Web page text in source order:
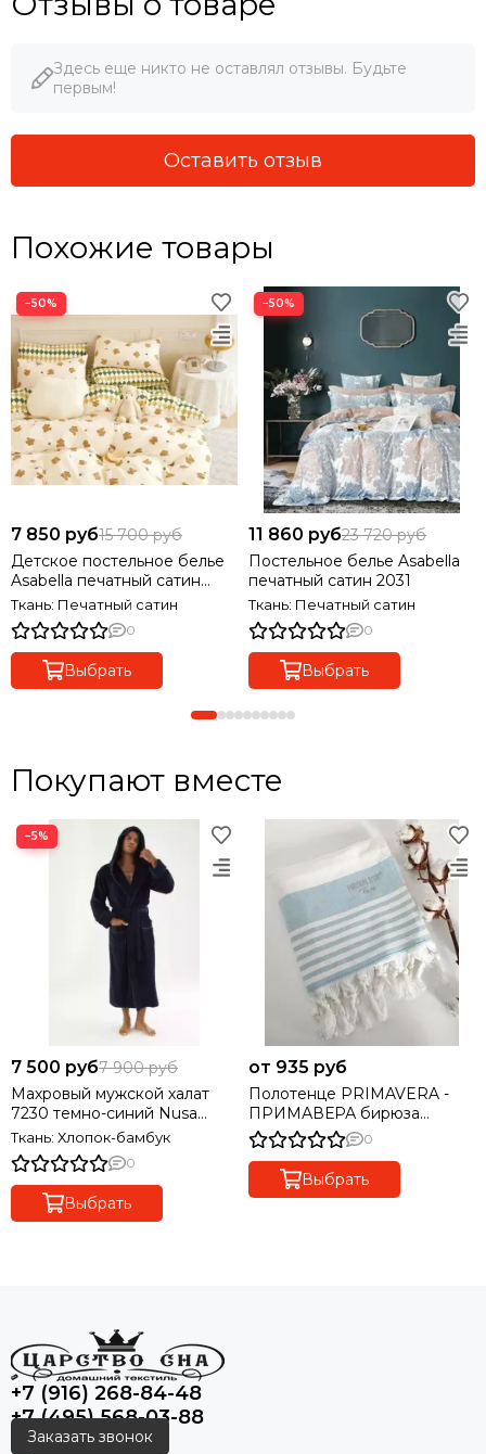
Здесь еще никто не оставлял отзывы. Будьте
первым!
Оставить отзыв
Похожие товары
−50%
7 850 руб15 700 руб
Детское постельное белье
Asabella печатный сатин
2042
Ткань: Печатный сатин
0
Выбрать
−50%
11 860 руб23 720 руб
Постельное белье Asabella
печатный сатин 2031
Ткань: Печатный сатин
0
Выбрать
Покупают вместе
−5%
7 500 руб7 900 руб
Махровый мужской халат
7230 темно-синий Nusa
Турция
Ткань: Хлопок-бамбук
0
Выбрать
от 935 руб
Полотенце PRIMAVERA -
ПРИМАВЕРА бирюза
Maison Dor Турция
0
Выбрать
+7 (916) 268-84-48
+7 (495) 568-03-88
Заказать звонок